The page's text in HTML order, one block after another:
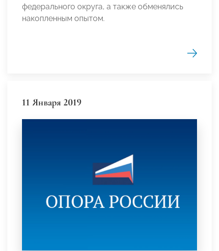
федерального округа, а также обменялись
накопленным опытом.
11 Января 2019